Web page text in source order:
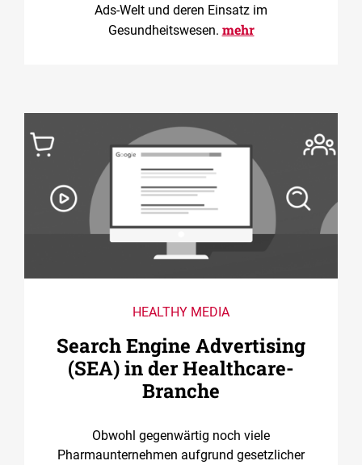
Ads-Welt und deren Einsatz im
Gesundheitswesen. mehr
HEALTHY MEDIA
Search Engine Advertising
(SEA) in der Healthcare-
Branche
Obwohl gegenwärtig noch viele
Pharmaunternehmen aufgrund gesetzlicher